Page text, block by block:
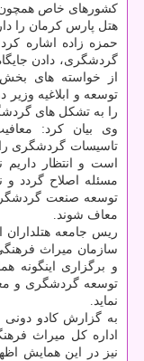
كشورهای خاص همچون
هتل پارس كرمان را
حمزه زاده اشاره
گردشگری، دادن
از خواسته های
توسعه و ابلاغیه
را به تشكل های
تاسیسات گردشگری
است و انتظار داریم
مسئله اصلاح گردد و
توسعه صنعت
معاف شوند.
ریس جامعه هتلداران
سازمان میراث
و برگزاری اینگونه
توسعه گردشگری و
نماید.
به گزارش كادو دونی
اداره كل میراث
نیز در این همایش